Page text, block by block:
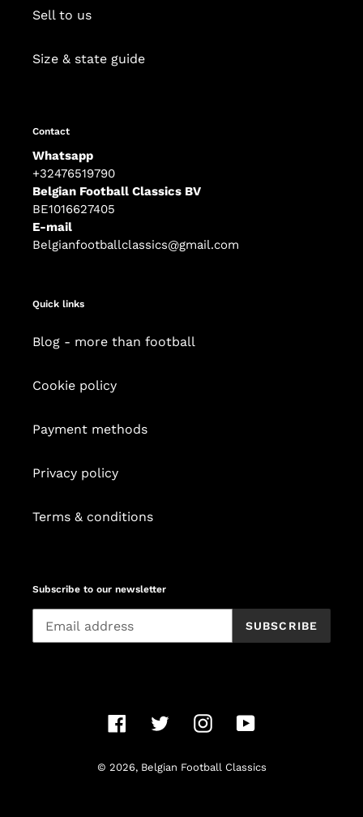
Sell to us
Size & state guide
Contact
Whatsapp
+32476519790
Belgian Football Classics BV
BE1016627405
E-mail
Belgianfootballclassics@gmail.com
Quick links
Blog - more than football
Cookie policy
Payment methods
Privacy policy
Terms & conditions
Subscribe to our newsletter
SUBSCRIBE
FacebookTwitterInstagramYouTube
© 2026, Belgian Football Classics